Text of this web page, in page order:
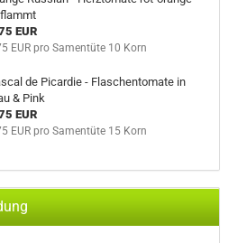
EUR
EUR pro Samentüte 10 Korn
de Picardie - Flaschentomate in
& Pink
EUR
EUR pro Samentüte 15 Korn